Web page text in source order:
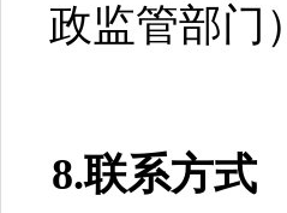
政监管部门
8.联系方式